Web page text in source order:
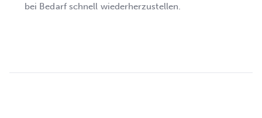
bei Bedarf schnell wiederherzustellen.